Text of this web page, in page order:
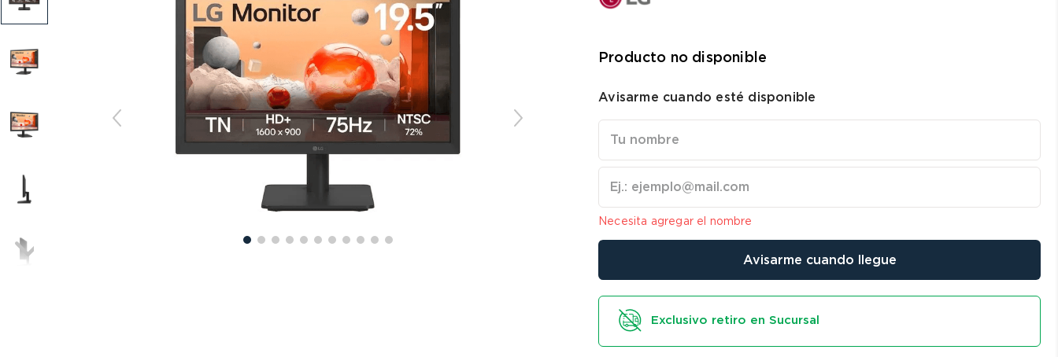
Producto no disponible
Avisarme cuando esté disponible
Necesita agregar el nombre
Avisarme cuando llegue
Exclusivo retiro en Sucursal
7.
aire acondicionado
moto
9.
bicicleta
10. sommier